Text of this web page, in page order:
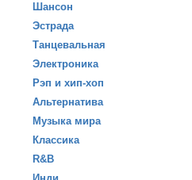
Шансон
Эстрада
Танцевальная
Электроника
Рэп и хип-хоп
Альтернатива
Музыка мира
Классика
R&B